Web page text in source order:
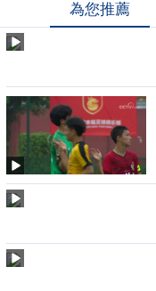
為您推薦